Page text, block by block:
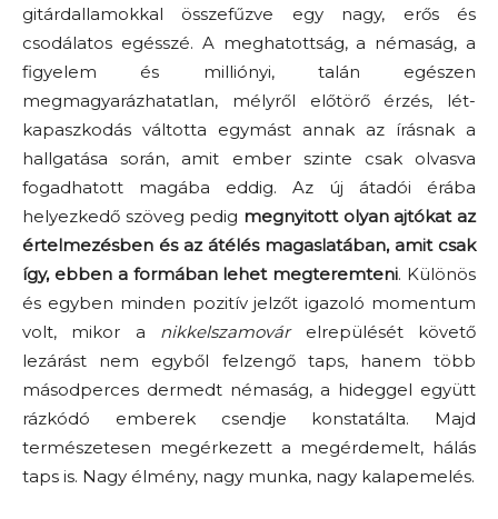
gitárdallamokkal összefűzve egy nagy, erős és
csodálatos egésszé. A meghatottság, a némaság, a
figyelem és milliónyi, talán egészen
megmagyarázhatatlan, mélyről előtörő érzés, lét-
kapaszkodás váltotta egymást annak az írásnak a
hallgatása során, amit ember szinte csak olvasva
fogadhatott magába eddig. Az új átadói érába
helyezkedő szöveg pedig megnyitott olyan ajtókat az
értelmezésben és az átélés magaslatában, amit csak
így, ebben a formában lehet megteremteni. Különös
és egyben minden pozitív jelzőt igazoló momentum
volt, mikor a nikkelszamovárelrepülését követő
lezárást nem egyből felzengő taps, hanem több
másodperces dermedt némaság, a hideggel együtt
rázkódó emberek csendje konstatálta. Majd
természetesen megérkezett a megérdemelt, hálás
taps is. Nagy élmény, nagy munka, nagy kalapemelés.